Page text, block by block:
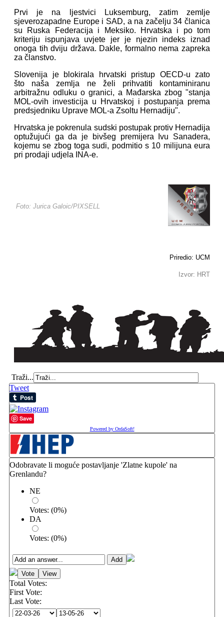
Prvi je na ljestvici Luksemburg, zatim zemlje
sjeverozapadne Europe i SAD, a na začelju 34 članica
su Ruska Federacija i Meksiko. Hrvatska i po tom
kriteriju ispunjava uvjete jer je njezin indeks iznad
onoga tih dviju država. Dakle, formalno nema zapreka
za članstvo.
Slovenija je blokirala hrvatski pristup OECD-u zato
što naša zemlja ne želi prihvatiti kontaminiranu
arbitražnu odluku o granici, a Mađarska zbog "stanja
MOL-ovih investicija u Hrvatskoj i postupanja prema
predsjedniku Uprave MOL-a Zsoltu Hernadiju".
Hrvatska je pokrenula sudski postupak protiv Hernadija
optužujući ga da je bivšeg premijera Ivu Sanadera,
kojemu se zbog toga sudi, podmitio s 10 milijuna eura
pri prodaji udjela INA-e.
Foto: Jurica Galoic/PIXSELL
Priredio: UCM
Izvor: HRT
Traži...
Tweet
Save
Powered by OrdaSoft!
Odobravate li moguće postavljanje 'Zlatne kupole' na
Grenlandu?
NE
Votes: (0%)
DA
Votes: (0%)
Total Votes:
First Vote:
Last Vote: